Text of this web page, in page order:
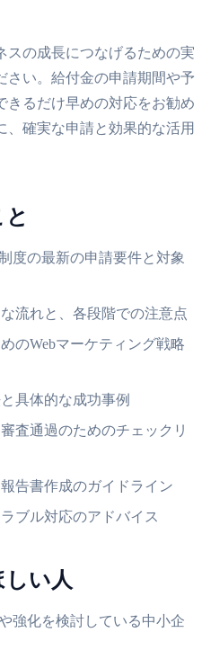
スの成長につなげるための実
さい。給付金の申請期間や予
きるだけ早めの対応をお勧め
、確実な申請と効果的な活用
度の最新の申請要件と対象
流れと、各段階での注意点
のWebマーケティング戦略
具体的な成功事例
査通過のためのチェックリ
告書作成のガイドライン
ブル対応のアドバイス
い人
強化を検討している中小企